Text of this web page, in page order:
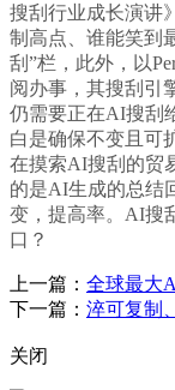
搜刮行业成长演讲
制高点、谁能笑到
刮”栏，此外，以
阅办事，其搜刮引
仍需要正在AI搜刮
白是确保不变且可
在摸索AI搜刮的贸
的是AI生成的总结
变，提高率。AI搜
口？
上一篇： 全球最大
下一篇： 淬可复制
关闭